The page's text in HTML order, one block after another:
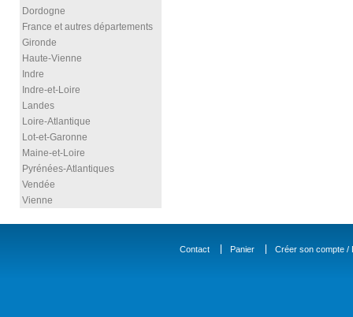
Dordogne
France et autres départements
Gironde
Haute-Vienne
Indre
Indre-et-Loire
Landes
Loire-Atlantique
Lot-et-Garonne
Maine-et-Loire
Pyrénées-Atlantiques
Vendée
Vienne
Contact Panier Créer son compte /